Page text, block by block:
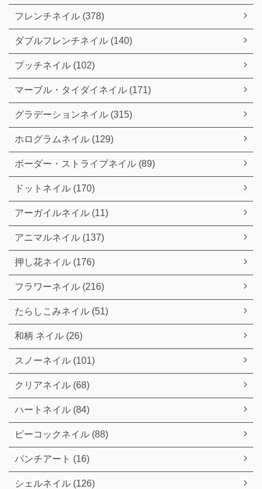
フレンチネイル (378)
ダブルフレンチネイル (140)
プッチネイル (102)
マーブル・タイダイネイル (171)
グラデーションネイル (315)
ホログラムネイル (129)
ボーダー・ストライプネイル (89)
ドットネイル (170)
アーガイルネイル (11)
アニマルネイル (137)
押し花ネイル (176)
フラワーネイル (216)
たらしこみネイル (51)
和柄 ネイル (26)
スノーネイル (101)
クリアネイル (68)
ハートネイル (84)
ピーコックネイル (88)
パンチアート (16)
シェルネイル (126)